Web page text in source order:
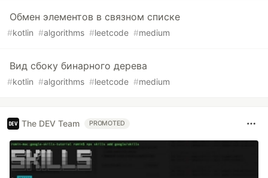
Обмен элементов в связном списке
#kotlin #algorithms #leetcode #medium
Вид сбоку бинарного дерева
#kotlin #algorithms #leetcode #medium
The DEV Team PROMOTED